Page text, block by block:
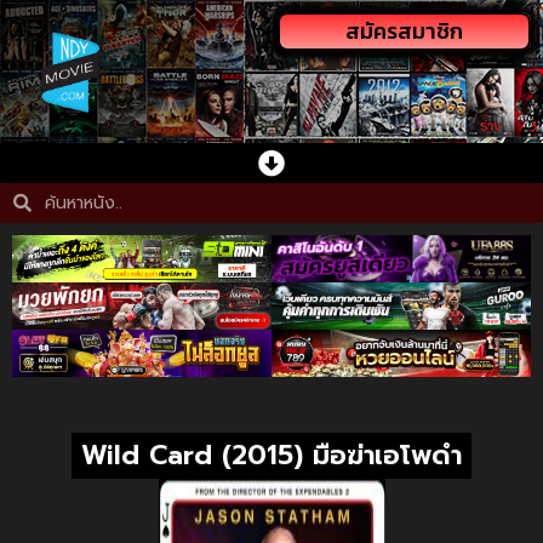
สมัครสมาชิก
Wild Card (2015) มือฆ่าเอโพดำ